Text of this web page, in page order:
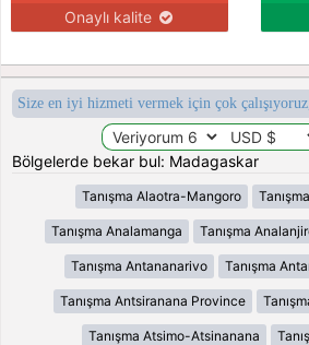
Onaylı kalite
Size en iyi hizmeti vermek için çok
Bölgelerde bekar bul: Madagaskar
Tanışma Alaotra-Mangoro
Tanışma Analamanga Tanışma
Tanışma Antananarivo Tanışma
Tanışma Antsiranana Province
Tanışma Atsimo-Atsinanana